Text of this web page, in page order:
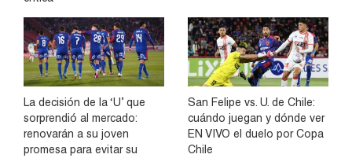
La decisión de la ‘U’ que
sorprendió al mercado:
renovarán a su joven
promesa para evitar su
San Felipe vs. U. de Chile:
cuándo juegan y dónde ver
EN VIVO el duelo por Copa
Chile